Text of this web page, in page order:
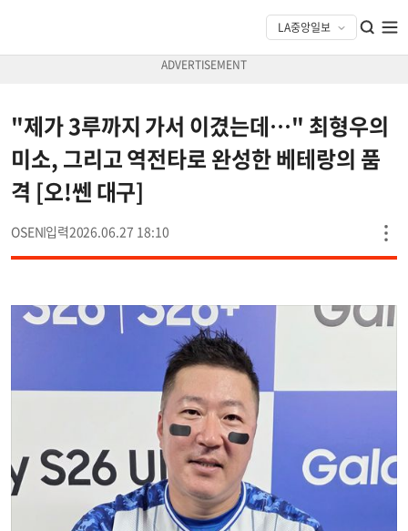
"제가 3루까지 가서 이겼는데…" 최형우의
미소, 그리고 역전타로 완성한 베테랑의 품
격 [오!쎈 대구]
OSEN 2026.06.27 18:10